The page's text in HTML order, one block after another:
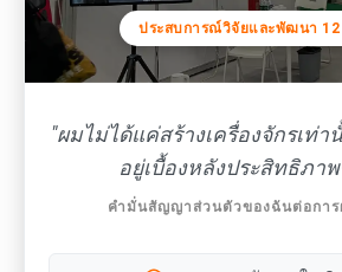
ประสบการณ์วิจัยและพัฒนา
"ผมไม่ได้แค่สร้างเครื่องจักรเท่
อยู่เบื้องหลังประสิทธิภา
คำมั่นสัญญาส่วนตัวของฉันต่อกา